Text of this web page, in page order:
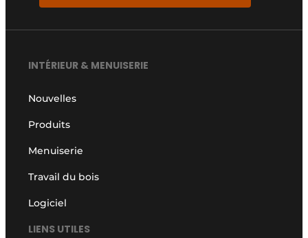
INTÉRIEUR & MENUISERIE
Nouvelles
Produits
Menuiserie
Travail du bois
Logiciel
LIENS UTILES